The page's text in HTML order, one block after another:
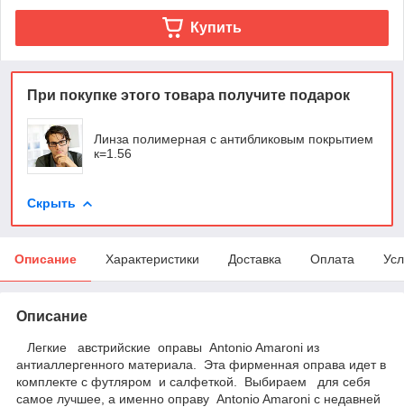
Купить
При покупке этого товара получите подарок
Линза полимерная с антибликовым покрытием
к=1.56
Скрыть
Описание Характеристики Доставка Оплата
Описание
Легкие австрийские оправы Antonio Amaroni из
антиаллергенного материала. Эта фирменная оправа идет в
комплекте с футляром и салфеткой. Выбираем для себя
самое лучшее, а именно оправу Antonio Amaroni с недавней